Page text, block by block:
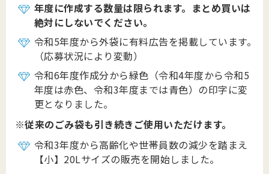
年度に作成する数量は限られます。まとめ買いは
絶対にしないでください。
令和5年度から外袋に有料広告を掲載しています。
（応募状況により変動）
令和6年度作成分から緑色（令和4年度から令和5
年度は赤色、令和3年度までは青色）の印字に変
更となりました。
※従来のごみ袋も引き続きご使用いただけます。
令和3年度から高齢化や世帯員数の減少を踏まえ
【小】20Lサイズの販売を開始しました。